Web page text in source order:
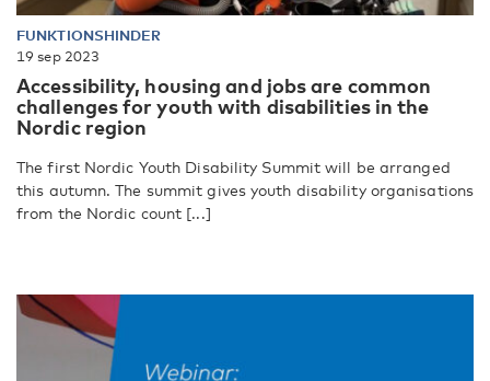
FUNKTIONSHINDER
19 sep 2023
Accessibility, housing and jobs are common
challenges for youth with disabilities in the
Nordic region
The first Nordic Youth Disability Summit will be arranged
this autumn. The summit gives youth disability organisations
from the Nordic count [...]